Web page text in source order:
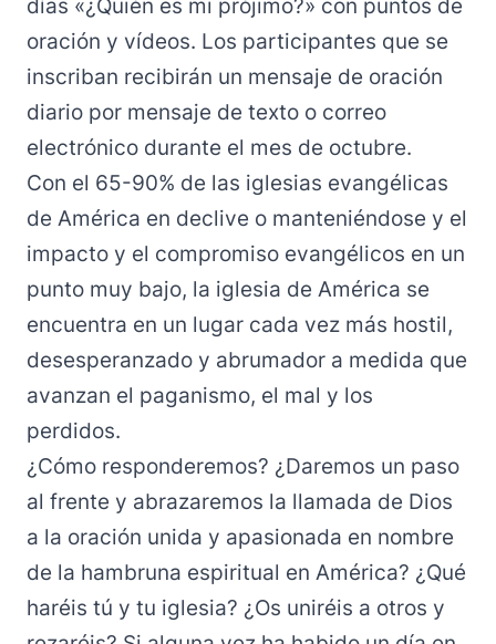
días «¿Quién es mi prójimo?» con puntos de
oración y vídeos. Los participantes que se
inscriban recibirán un mensaje de oración
diario por mensaje de texto o correo
electrónico durante el mes de octubre.
Con el 65-90% de las iglesias evangélicas
de América en declive o manteniéndose y el
impacto y el compromiso evangélicos en un
punto muy bajo, la iglesia de América se
encuentra en un lugar cada vez más hostil,
desesperanzado y abrumador a medida que
avanzan el paganismo, el mal y los
perdidos.
¿Cómo responderemos? ¿Daremos un paso
al frente y abrazaremos la llamada de Dios
a la oración unida y apasionada en nombre
de la hambruna espiritual en América? ¿Qué
haréis tú y tu iglesia? ¿Os uniréis a otros y